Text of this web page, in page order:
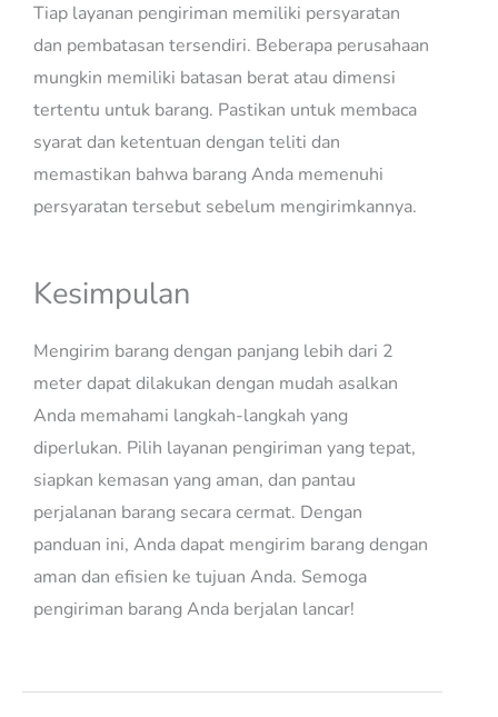
Tiap layanan pengiriman memiliki persyaratan
dan pembatasan tersendiri. Beberapa perusahaan
mungkin memiliki batasan berat atau dimensi
tertentu untuk barang. Pastikan untuk membaca
syarat dan ketentuan dengan teliti dan
memastikan bahwa barang Anda memenuhi
persyaratan tersebut sebelum mengirimkannya.
Kesimpulan
Mengirim barang dengan panjang lebih dari 2
meter dapat dilakukan dengan mudah asalkan
Anda memahami langkah-langkah yang
diperlukan. Pilih layanan pengiriman yang tepat,
siapkan kemasan yang aman, dan pantau
perjalanan barang secara cermat. Dengan
panduan ini, Anda dapat mengirim barang dengan
aman dan efisien ke tujuan Anda. Semoga
pengiriman barang Anda berjalan lancar!